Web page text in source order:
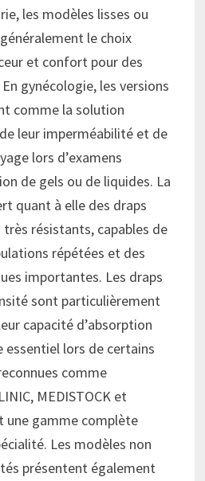
les modèles lisses ou
le choix
et confort pour des
gynécologie, les versions
comme la solution
leur imperméabilité et de
lors d’examens
de gels ou de liquides. La
quant à elle des draps
résistants, capables de
répétées et des
importantes. Les draps
sont particulièrement
capacité d’absorption
essentiel lors de certains
comme
MEDISTOCK et
une gamme complète
Les modèles non
présentent également